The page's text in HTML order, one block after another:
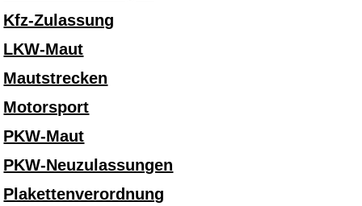
Kfz-Zulassung
LKW-Maut
Mautstrecken
Motorsport
PKW-Maut
PKW-Neuzulassungen
Plakettenverordnung